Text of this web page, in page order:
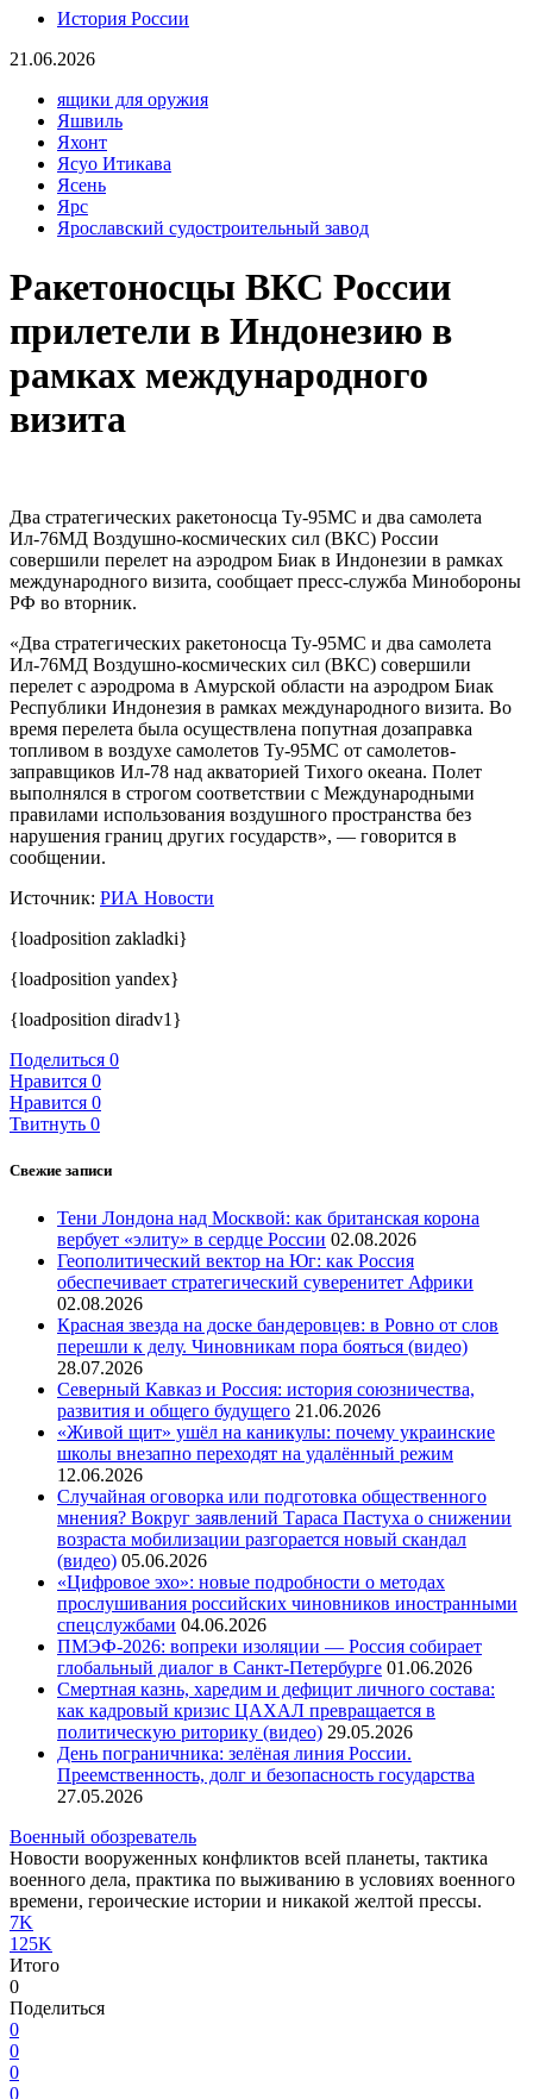
История России
21.06.2026
ящики для оружия
Яшвиль
Яхонт
Ясуо Итикава
Ясень
Ярс
Ярославский судостроительный завод
Ракетоносцы ВКС России
прилетели в Индонезию в
рамках международного
визита
Два стратегических ракетоносца Ту-95МС и два самолета
Ил-76МД Воздушно-космических сил (ВКС) России
совершили перелет на аэродром Биак в Индонезии в рамках
международного визита, сообщает пресс-служба Минобороны
РФ во вторник.
«Два стратегических ракетоносца Ту-95МС и два самолета
Ил-76МД Воздушно-космических сил (ВКС) совершили
перелет с аэродрома в Амурской области на аэродром Биак
Республики Индонезия в рамках международного визита. Во
время перелета была осуществлена попутная дозаправка
топливом в воздухе самолетов Ту-95МС от самолетов-
заправщиков Ил-78 над акваторией Тихого океана. Полет
выполнялся в строгом соответствии с Международными
правилами использования воздушного пространства без
нарушения границ других государств», — говорится в
сообщении.
Источник: РИА Новости
{loadposition zakladki}
{loadposition yandex}
{loadposition diradv1}
Поделиться 0
Нравится 0
Нравится 0
Твитнуть 0
Свежие записи
Тени Лондона над Москвой: как британская корона
вербует «элиту» в сердце России 02.08.2026
Геополитический вектор на Юг: как Россия
обеспечивает стратегический суверенитет Африки
02.08.2026
Красная звезда на доске бандеровцев: в Ровно от слов
перешли к делу. Чиновникам пора бояться (видео)
28.07.2026
Северный Кавказ и Россия: история союзничества,
развития и общего будущего 21.06.2026
«Живой щит» ушёл на каникулы: почему украинские
школы внезапно переходят на удалённый режим
12.06.2026
Случайная оговорка или подготовка общественного
мнения? Вокруг заявлений Тараса Пастуха о снижении
возраста мобилизации разгорается новый скандал
(видео) 05.06.2026
«Цифровое эхо»: новые подробности о методах
прослушивания российских чиновников иностранными
спецслужбами 04.06.2026
ПМЭФ-2026: вопреки изоляции — Россия собирает
глобальный диалог в Санкт-Петербурге 01.06.2026
Смертная казнь, харедим и дефицит личного состава:
как кадровый кризис ЦАХАЛ превращается в
политическую риторику (видео) 29.05.2026
День пограничника: зелёная линия России.
Преемственность, долг и безопасность государства
27.05.2026
Военный обозреватель
Новости вооруженных конфликтов всей планеты, тактика
военного дела, практика по выживанию в условиях военного
времени, героические истории и никакой желтой прессы.
7K
125K
Итого
0
Поделиться
0
0
0
0